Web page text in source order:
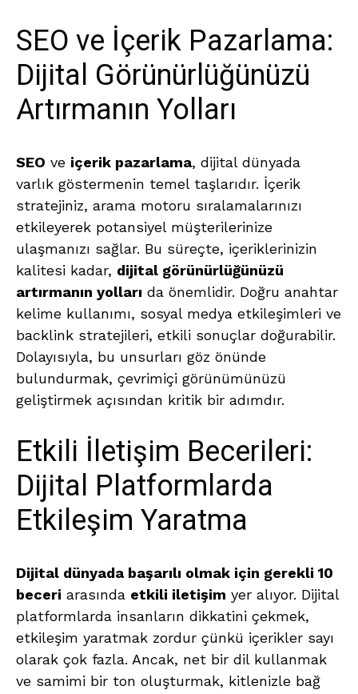
SEO ve İçerik Pazarlama:
Dijital Görünürlüğünüzü
Artırmanın Yolları
SEO ve içerik pazarlama, dijital dünyada
varlık göstermenin temel taşlarıdır. İçerik
stratejiniz, arama motoru sıralamalarınızı
etkileyerek potansiyel müşterilerinize
ulaşmanızı sağlar. Bu süreçte, içeriklerinizin
kalitesi kadar, dijital görünürlüğünüzü
artırmanın yolları da önemlidir. Doğru anahtar
kelime kullanımı, sosyal medya etkileşimleri ve
backlink stratejileri, etkili sonuçlar doğurabilir.
Dolayısıyla, bu unsurları göz önünde
bulundurmak, çevrimiçi görünümünüzü
geliştirmek açısından kritik bir adımdır.
Etkili İletişim Becerileri:
Dijital Platformlarda
Etkileşim Yaratma
Dijital dünyada başarılı olmak için gerekli 10
beceri arasında etkili iletişim yer alıyor. Dijital
platformlarda insanların dikkatini çekmek,
etkileşim yaratmak zordur çünkü içerikler sayı
olarak çok fazla. Ancak, net bir dil kullanmak
ve samimi bir ton oluşturmak, kitlenizle bağ